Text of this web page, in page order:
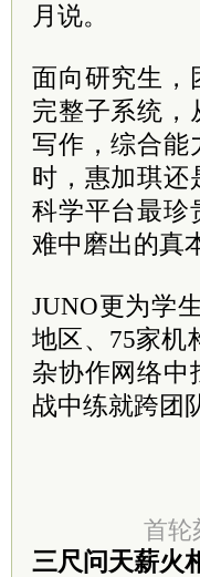
月说。
面向研究生，
完整子系统，
写作，综合能
时，惠加琪还
科学平台最珍
难中磨出的真
JUNO更为学
地区、75家机
杂协作网络中
战中练就跨团
首轮
三尺问天薪火